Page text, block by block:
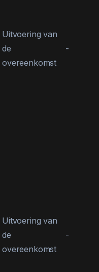
Uitvoering van
de
overeenkomst
-
Uitvoering van
de
overeenkomst
-